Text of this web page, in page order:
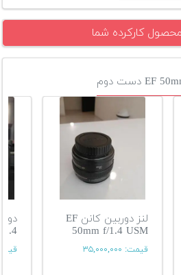
کارکرده شما
لنز دوربین کانن EF
50mm f/1.4 USM
قیمت: ۳۵,۰۰۰,۰۰۰